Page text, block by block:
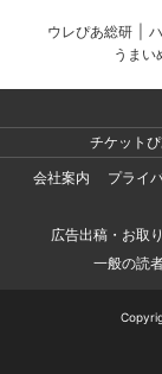
ウレぴあ総研
うまい
チケット
会社案内
プライ
広告出稿・お取
一般の読